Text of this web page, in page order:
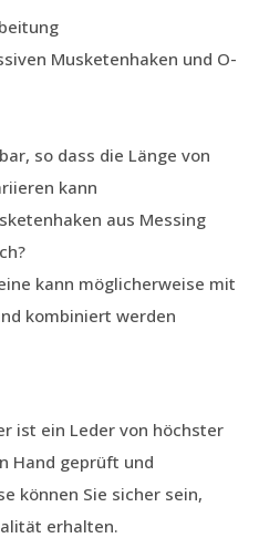
Musketenhaken und O-
so dass die Länge von
kann
aus Messing
kann möglicherweise mit
kombiniert werden
ist ein Leder von höchster
Hand geprüft und
können Sie sicher sein,
erhalten.